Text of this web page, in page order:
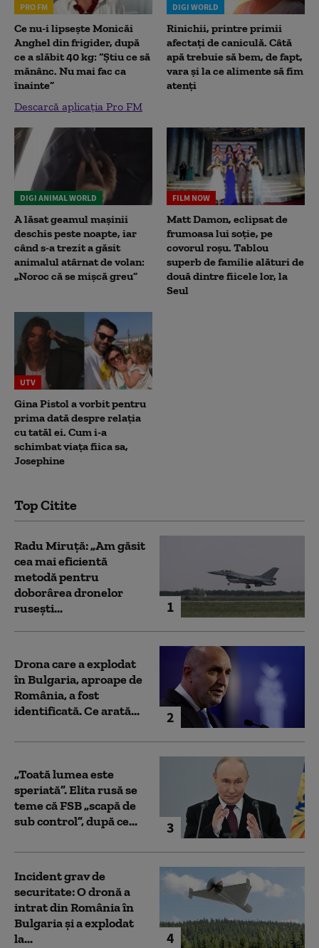
PRO FM
Ce nu-i lipsește Monicăi
Anghel din frigider, după
ce a slăbit 40 kg: “Știu ce să
mănânc. Nu mai fac ca
înainte”
Descarcă aplicația Pro FM
DIGI WORLD
Rinichii, printre primii
afectați de caniculă. Câtă
apă trebuie să bem, de fapt,
vara și la ce alimente să fim
atenți
DIGI ANIMAL WORLD
A lăsat geamul mașinii
deschis peste noapte, iar
când s-a trezit a găsit
animalul atârnat de volan:
„Noroc că se mișcă greu”
FILM NOW
Matt Damon, eclipsat de
frumoasa lui soție, pe
covorul roșu. Tablou
superb de familie alături de
două dintre fiicele lor, la
Seul
UTV
Gina Pistol a vorbit pentru
prima dată despre relația
cu tatăl ei. Cum i-a
schimbat viața fiica sa,
Josephine
Top Citite
1
Radu Miruță: „Am găsit
cea mai eficientă
metodă pentru
doborârea dronelor
rusești...
2
Drona care a explodat
în Bulgaria, aproape de
România, a fost
identificată. Ce arată...
3
„Toată lumea este
speriată”. Elita rusă se
teme că FSB „scapă de
sub control”, după ce...
4
Incident grav de
securitate: O dronă a
intrat din România în
Bulgaria şi a explodat
la...